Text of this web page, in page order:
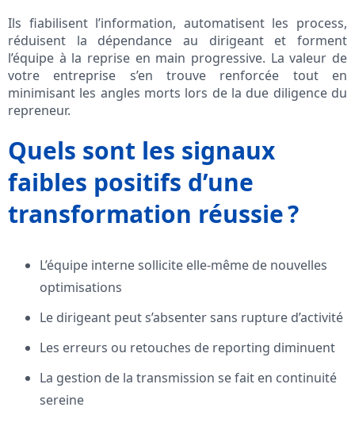
Ils fiabilisent l’information, automatisent les process,
réduisent la dépendance au dirigeant et forment
l’équipe à la reprise en main progressive. La valeur de
votre entreprise s’en trouve renforcée tout en
minimisant les angles morts lors de la due diligence du
repreneur.
Quels sont les signaux
faibles positifs d’une
transformation réussie ?
L’équipe interne sollicite elle-même de nouvelles
optimisations
Le dirigeant peut s’absenter sans rupture d’activité
Les erreurs ou retouches de reporting diminuent
La gestion de la transmission se fait en continuité
sereine